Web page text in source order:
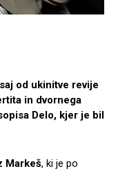
od ukinitve revije
in dvornega
Delo, kjer je bil
Markeš, ki je po